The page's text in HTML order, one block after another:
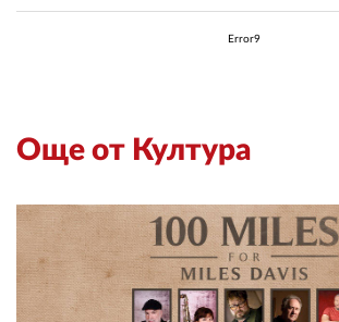
Error9
Още от Култура